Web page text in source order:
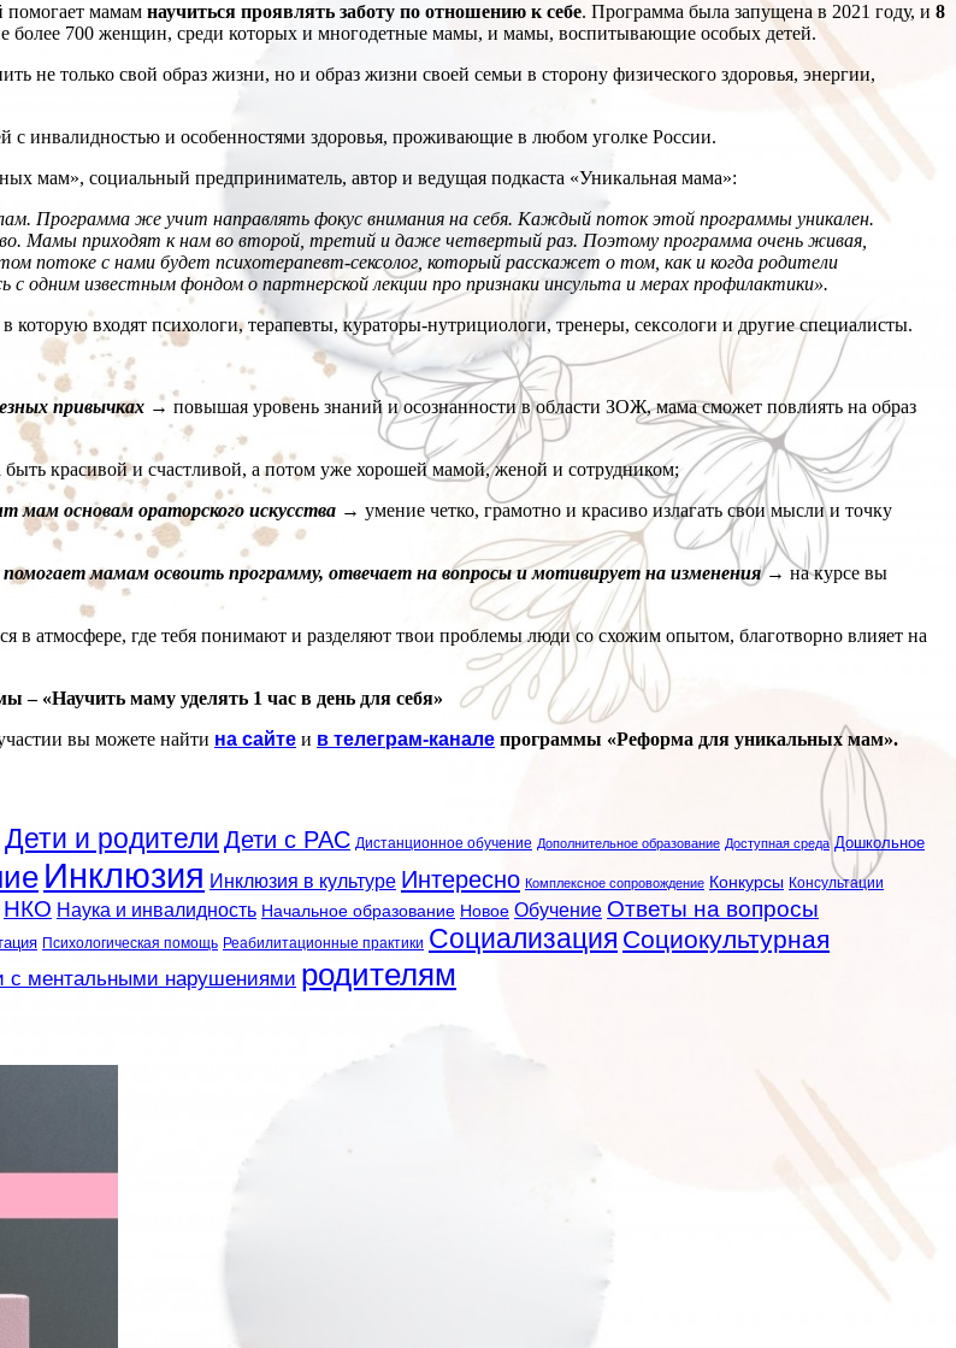
помогает мамам научиться проявлять заботу по отношению к себе. Программа была запущена в 2021 году, и 8
более 700 женщин, среди которых и многодетные мамы, и мамы, воспитывающие особых детей.
не только свой образ жизни, но и образ жизни своей семьи в сторону физического здоровья, энергии,
с инвалидностью и особенностями здоровья, проживающие в любом уголке России.
мам», социальный предприниматель, автор и ведущая подкаста «Уникальная мама»:
Программа же учит направлять фокус внимания на себя. Каждый поток этой программы уникален.
Мамы приходят к нам во второй, третий и даже четвертый раз. Поэтому программа очень живая,
потоке с нами будет психотерапевт-сексолог, который расскажет о том, как и когда родители
одним известным фондом о партнерской лекции про признаки инсульта и мерах профилактики».
в которую входят психологи, терапевты, кураторы-нутрициологи, тренеры, сексологи и другие специалисты.
привычках → повышая уровень знаний и осознанности в области ЗОЖ, мама сможет повлиять на образ
красивой и счастливой, а потом уже хорошей мамой, женой и сотрудником;
основам ораторского искусства → умение четко, грамотно и красиво излагать свои мысли и точку
мамам освоить программу, отвечает на вопросы и мотивирует на изменения → на курсе вы
в атмосфере, где тебя понимают и разделяют твои проблемы люди со схожим опытом, благотворно влияет на
– «Научить маму уделять 1 час в день для себя»
вы можете найти на сайте и в телеграм-канале программы «Реформа для уникальных мам».
Дети и родители Дети с РАС Дистанционное обучение Дополнительное образование Доступная среда Дошкольное
Инклюзия Инклюзия в культуре Интересно Комплексное сопровождение Конкурсы Консультации
НКО Наука и инвалидность Начальное образование Новое Обучение Ответы на вопросы
Психологическая помощь Реабилитационные практики Социализация Социокультурная
с ментальными нарушениями родителям